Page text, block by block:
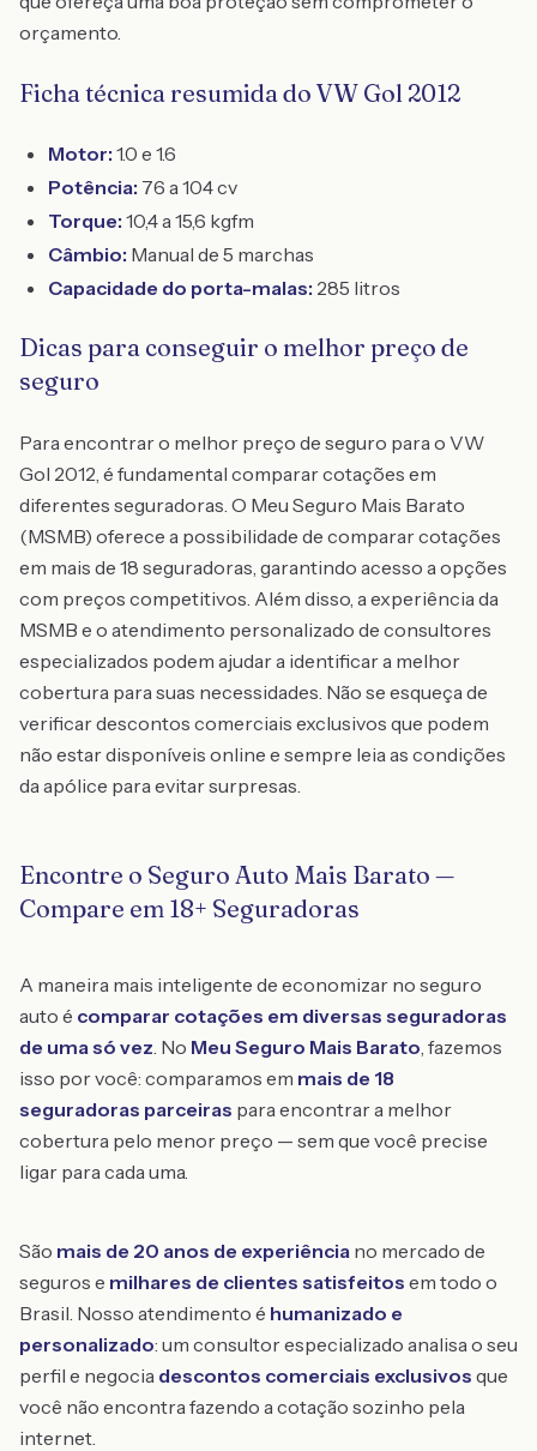
orçamento.
Ficha técnica resumida do VW Gol 2012
Motor: 1.0 e 1.6
Potência: 76 a 104 cv
Torque: 10,4 a 15,6 kgfm
Câmbio: Manual de 5 marchas
Capacidade do porta-malas: 285 litros
Dicas para conseguir o melhor preço de
seguro
Para encontrar o melhor preço de seguro para o VW
Gol 2012, é fundamental comparar cotações em
diferentes seguradoras. O Meu Seguro Mais Barato
(MSMB) oferece a possibilidade de comparar cotações
em mais de 18 seguradoras, garantindo acesso a opções
com preços competitivos. Além disso, a experiência da
MSMB e o atendimento personalizado de consultores
especializados podem ajudar a identificar a melhor
cobertura para suas necessidades. Não se esqueça de
verificar descontos comerciais exclusivos que podem
não estar disponíveis online e sempre leia as condições
da apólice para evitar surpresas.
Encontre o Seguro Auto Mais Barato —
Compare em 18+ Seguradoras
A maneira mais inteligente de economizar no seguro
auto é comparar cotações em diversas seguradoras
de uma só vez. No Meu Seguro Mais Barato, fazemos
isso por você: comparamos em mais de 18
seguradoras parceiras para encontrar a melhor
cobertura pelo menor preço — sem que você precise
ligar para cada uma.
São mais de 20 anos de experiência no mercado de
seguros e milhares de clientes satisfeitos em todo o
Brasil. Nosso atendimento é humanizado e
personalizado: um consultor especializado analisa o seu
perfil e negocia descontos comerciais exclusivos que
você não encontra fazendo a cotação sozinho pela
internet.